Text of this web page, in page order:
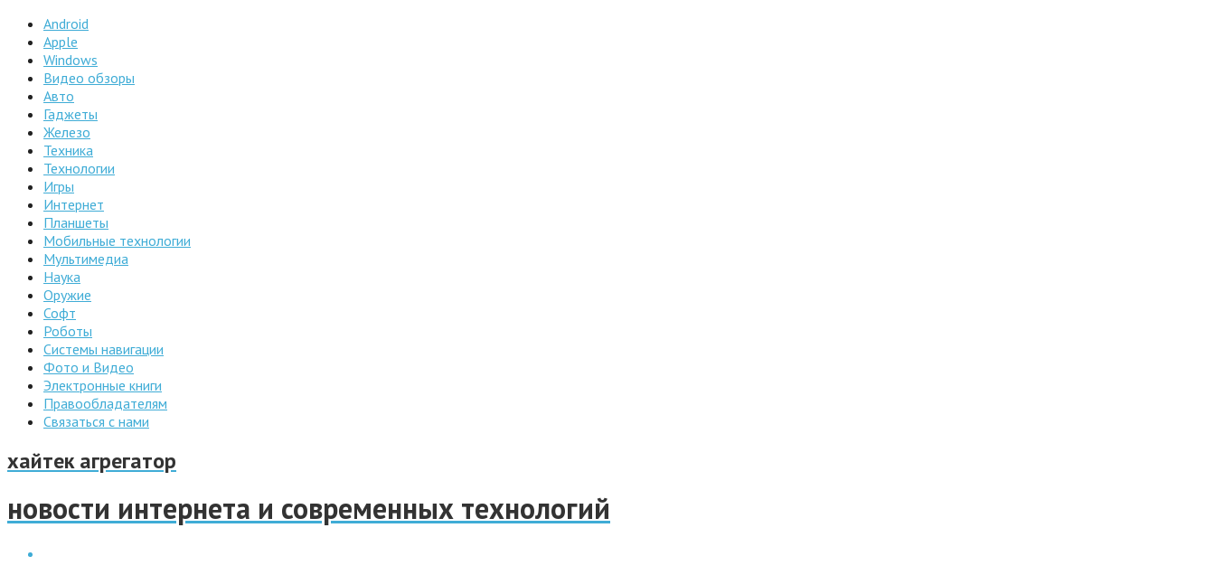
Android
Apple
Windows
Видео обзоры
Авто
Гаджеты
Железо
Техника
Технологии
Игры
Интернет
Планшеты
Мобильные технологии
Мультимедиа
Наука
Оружие
Софт
Роботы
Системы навигации
Фото и Видео
Электронные книги
Правообладателям
Связаться с нами
хайтек агрегатор
новости интернета и современных технологий